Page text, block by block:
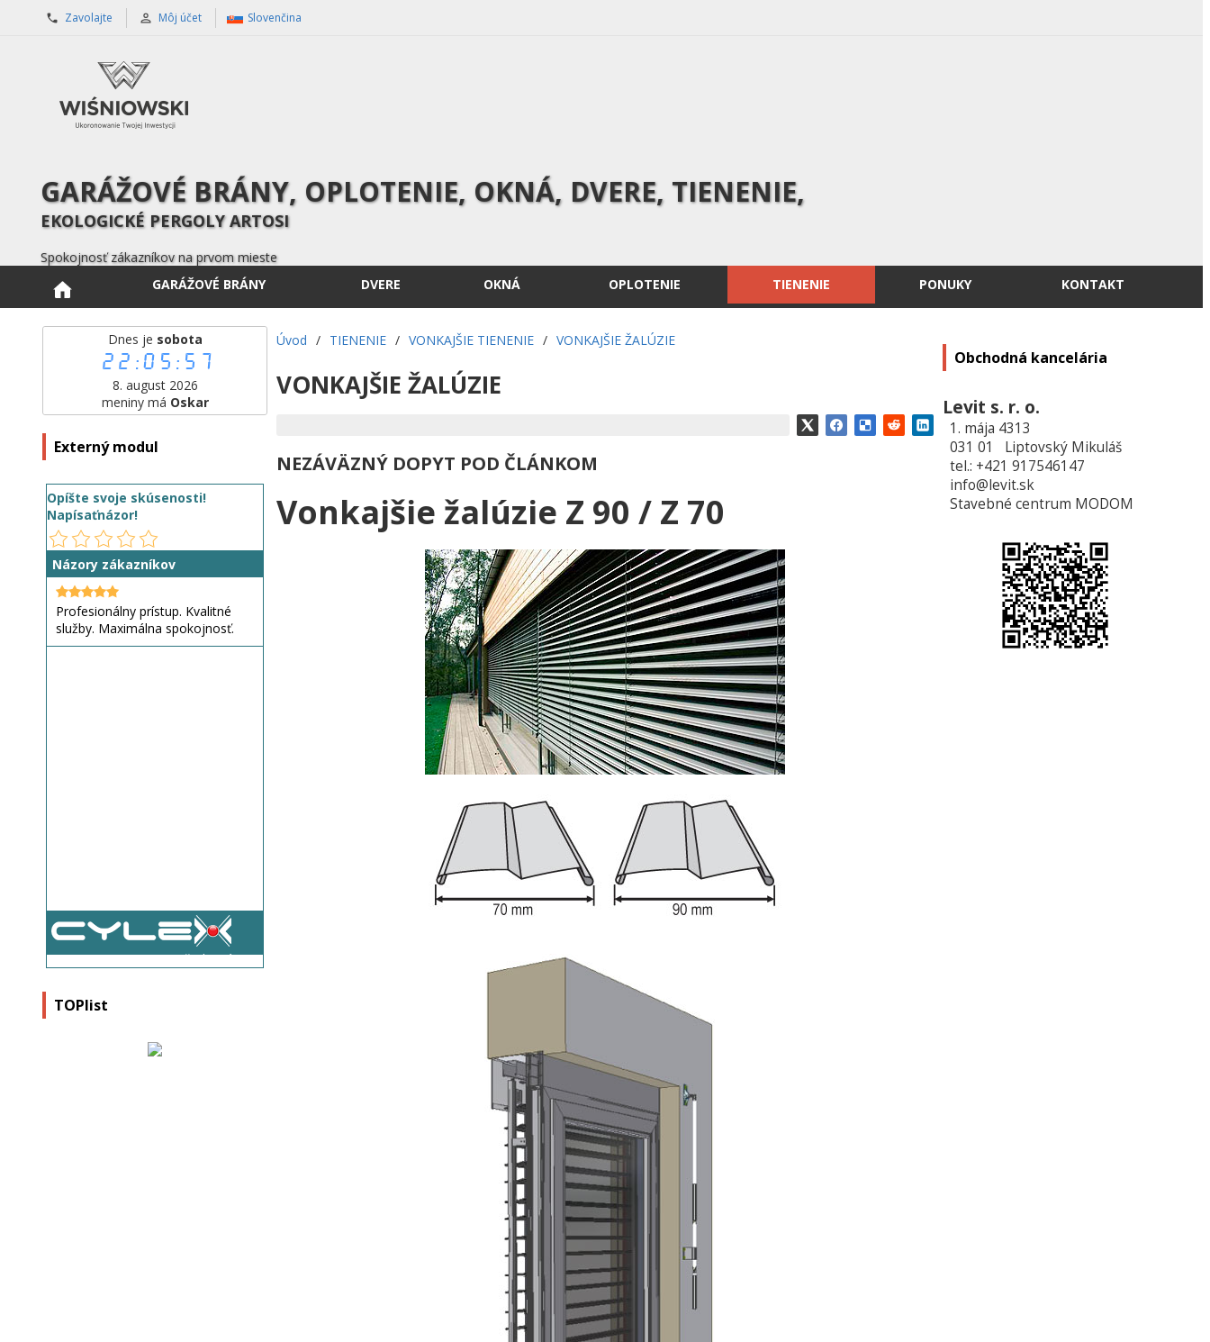
Zavolajte Môj účet Slovenčina
GARÁŽOVÉ BRÁNY, OPLOTENIE, OKNÁ, DVERE, TIENENIE,
EKOLOGICKÉ PERGOLY ARTOSI
Spokojnosť zákazníkov na prvom mieste
GARÁŽOVÉ BRÁNY
DVERE OKNÁ OPLOTENIE TIENENIE PONUKY KONTAKT
Dnes je sobota
22:05:58
8. august 2026
meniny má Oskar
Externý modul
Opíšte svoje skúsenosti!
Napísaťnázor!
Názory zákazníkov
Profesionálny prístup. Kvalitné
služby. Maximálna spokojnosť.
Všetky názory
TOPlist
Obchodná kancelária
Levit s. r. o.
1. mája 4313
031 01 Liptovský Mikuláš
tel.: +421 917546147
info@levit.sk
Stavebné centrum MODOM
Úvod / TIENENIE / VONKAJŠIE TIENENIE / VONKAJŠIE ŽALÚZIE
VONKAJŠIE ŽALÚZIE
NEZÁVÄZNÝ DOPYT POD ČLÁNKOM
Vonkajšie žalúzie Z 90 / Z 70